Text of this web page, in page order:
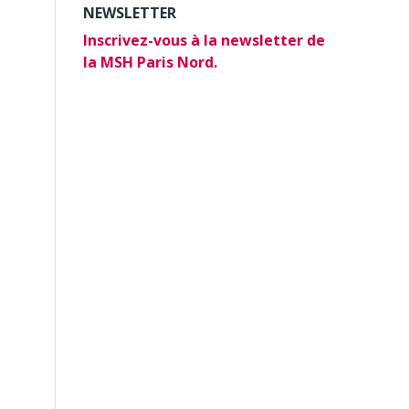
NEWSLETTER
Inscrivez-vous à la newsletter de
la MSH Paris Nord.